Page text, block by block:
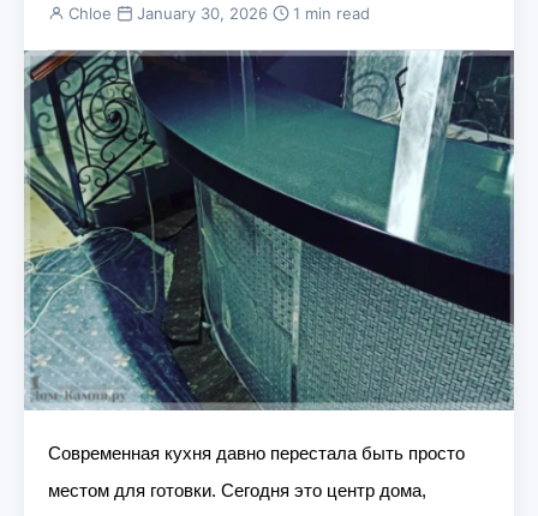
Chloe January 30, 2026 1 min read
Современная кухня давно перестала быть просто
местом для готовки. Сегодня это центр дома,